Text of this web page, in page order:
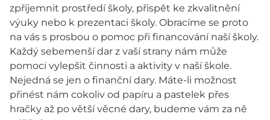
zpříjemnit prostředí školy, přispět ke zkvalitnění
výuky nebo k prezentaci školy. Obracíme se proto
na vás s prosbou o pomoc při financování naší školy.
Každý sebemenší dar z vaší strany nám může
pomoci vylepšit činnosti a aktivity v naší škole.
Nejedná se jen o finanční dary. Máte-li možnost
přinést nám cokoliv od papíru a pastelek přes
hračky až po větší věcné dary, budeme vám za ně